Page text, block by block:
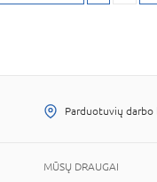
Parduotuvių darbo
MŪSŲ DRAUGAI